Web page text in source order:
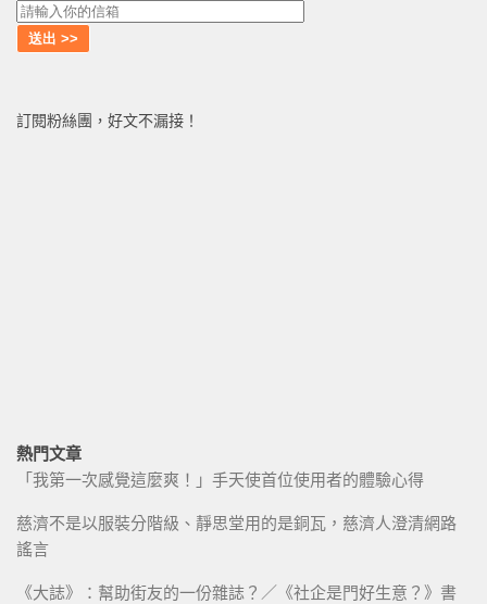
訂閱粉絲團，好文不漏接！
熱門文章
「我第一次感覺這麼爽！」手天使首位使用者的體驗心得
慈濟不是以服裝分階級、靜思堂用的是銅瓦，慈濟人澄清網路
謠言
《大誌》：幫助街友的一份雜誌？／《社企是門好生意？》書